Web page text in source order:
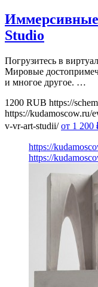
Studio
Погрузитесь в
Мировые
и многое другое. …
1200 RUB https://
https://kudamoscow.ru/
v-vr-art-studii/ от 1 200
https://
https://